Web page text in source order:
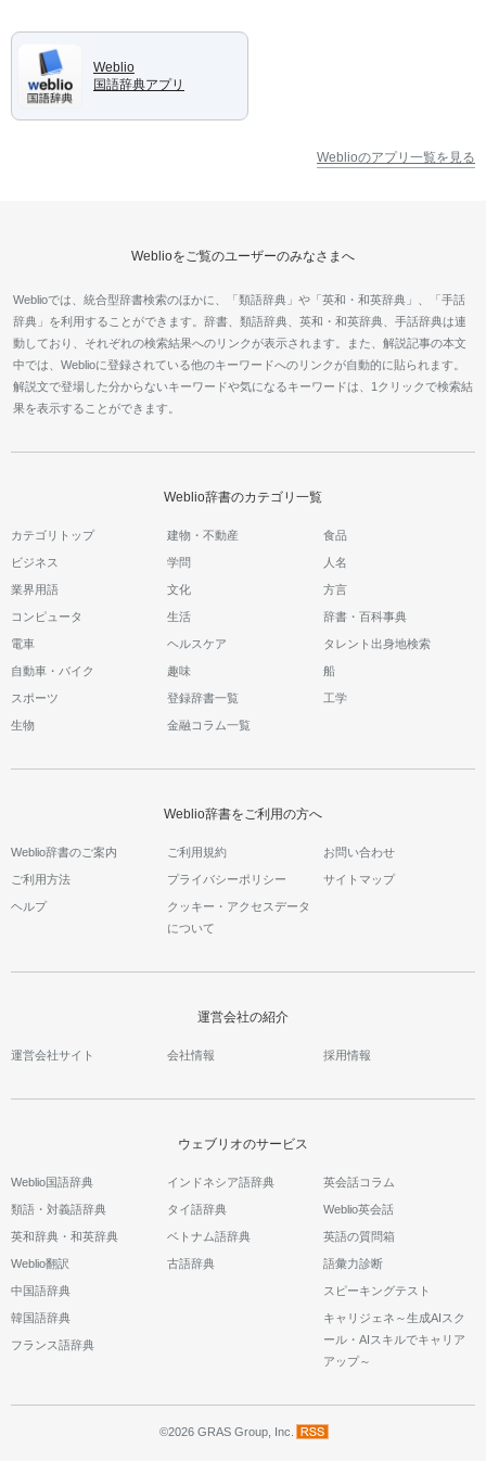
Weblio
国語辞典アプリ
Weblioのアプリ一覧を見る
Weblioをご覧のユーザーのみなさまへ
Weblioでは、統合型辞書検索のほかに、「類語辞典」や「英和・和英辞典」、「手話
辞典」を利用することができます。辞書、類語辞典、英和・和英辞典、手話辞典は連
動しており、それぞれの検索結果へのリンクが表示されます。また、解説記事の本文
中では、Weblioに登録されている他のキーワードへのリンクが自動的に貼られます。
解説文で登場した分からないキーワードや気になるキーワードは、1クリックで検索結
果を表示することができます。
Weblio辞書のカテゴリ一覧
カテゴリトップ 建物・不動産 食品
ビジネス 学問 人名
業界用語 文化 方言
コンピュータ 生活 辞書・百科事典
電車 ヘルスケア タレント出身地検索
自動車・バイク 趣味 船
スポーツ 登録辞書一覧 工学
生物 金融コラム一覧
Weblio辞書をご利用の方へ
Weblio辞書のご案内 ご利用規約 お問い合わせ
ご利用方法 プライバシーポリシー サイトマップ
ヘルプ
クッキー・アクセスデータ
について
運営会社の紹介
運営会社サイト 会社情報 採用情報
ウェブリオのサービス
Weblio国語辞典
類語・対義語辞典
英和辞典・和英辞典
Weblio翻訳
中国語辞典
韓国語辞典
フランス語辞典
インドネシア語辞典
タイ語辞典
ベトナム語辞典
古語辞典
英会話コラム
Weblio英会話
英語の質問箱
語彙力診断
スピーキングテスト
キャリジェネ～生成AIスク
ール・AIスキルでキャリア
アップ～
©2026 GRAS Group, Inc.